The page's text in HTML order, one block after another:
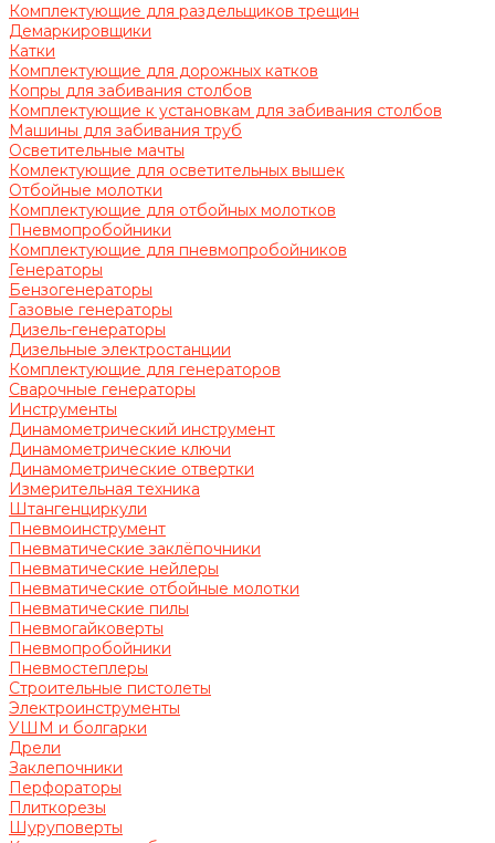
Комплектующие для раздельщиков трещин
Демаркировщики
Катки
Комплектующие для дорожных катков
Копры для забивания столбов
Комплектующие к установкам для забивания столбов
Машины для забивания труб
Осветительные мачты
Комлектующие для осветительных вышек
Отбойные молотки
Комплектующие для отбойных молотков
Пневмопробойники
Комплектующие для пневмопробойников
Генераторы
Бензогенераторы
Газовые генераторы
Дизель-генераторы
Дизельные электростанции
Комплектующие для генераторов
Сварочные генераторы
Инструменты
Динамометрический инструмент
Динамометрические ключи
Динамометрические отвертки
Измерительная техника
Штангенциркули
Пневмоинструмент
Пневматические заклёпочники
Пневматические нейлеры
Пневматические отбойные молотки
Пневматические пилы
Пневмогайковерты
Пневмопробойники
Пневмостеплеры
Строительные пистолеты
Электроинструменты
УШМ и болгарки
Дрели
Заклепочники
Перфораторы
Плиткорезы
Шуруповерты